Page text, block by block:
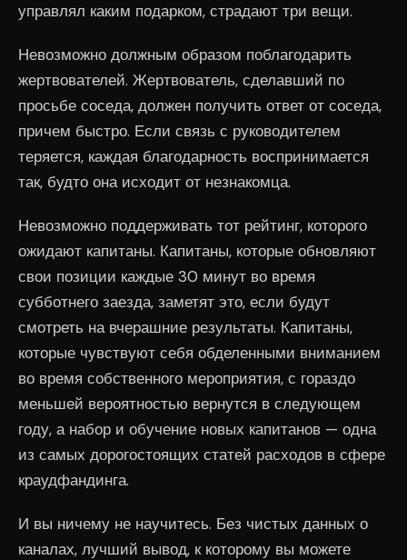
управлял каким подарком, страдают три вещи.
Невозможно должным образом поблагодарить
жертвователей. Жертвователь, сделавший по
просьбе соседа, должен получить ответ от соседа,
причем быстро. Если связь с руководителем
теряется, каждая благодарность воспринимается
так, будто она исходит от незнакомца.
Невозможно поддерживать тот рейтинг, которого
ожидают капитаны. Капитаны, которые обновляют
свои позиции каждые 30 минут во время
субботнего заезда, заметят это, если будут
смотреть на вчерашние результаты. Капитаны,
которые чувствуют себя обделенными вниманием
во время собственного мероприятия, с гораздо
меньшей вероятностью вернутся в следующем
году, а набор и обучение новых капитанов — одна
из самых дорогостоящих статей расходов в сфере
краудфандинга.
И вы ничему не научитесь. Без чистых данных о
каналах, лучший вывод, к которому вы можете